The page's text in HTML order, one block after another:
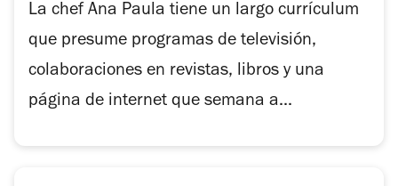
La chef Ana Paula tiene un largo currículum
que presume programas de televisión,
colaboraciones en revistas, libros y una
página de internet que semana a...